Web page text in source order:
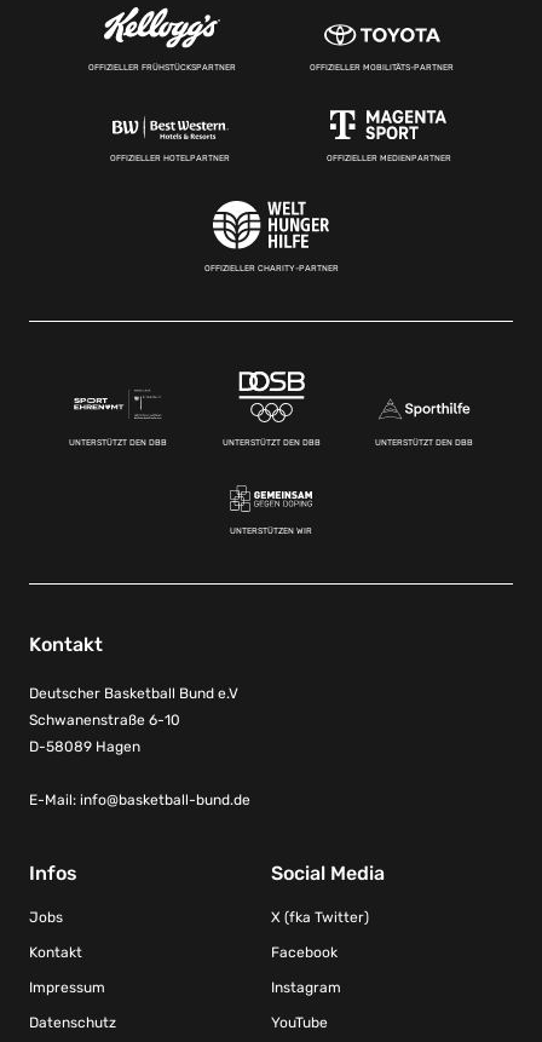
OFFIZIELLER FRÜHSTÜCKSPARTNER OFFIZIELLER MOBILITÄTS-PARTNER
OFFIZIELLER HOTELPARTNER OFFIZIELLER MEDIENPARTNER
OFFIZIELLER CHARITY-PARTNER
UNTERSTÜTZT DEN DBB UNTERSTÜTZT DEN DBB UNTERSTÜTZT DEN DBB
UNTERSTÜTZEN WIR
Kontakt
Deutscher Basketball Bund e.V
Schwanenstraße 6-10
D-58089 Hagen
E-Mail: info@basketball-bund.de
Infos
Jobs
Kontakt
Impressum
Datenschutz
Social Media
X (fka Twitter)
Facebook
Instagram
YouTube